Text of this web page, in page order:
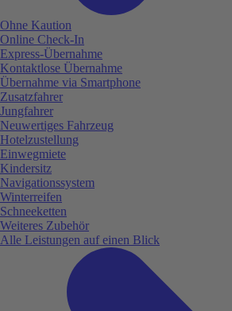
Ohne Kaution
Online Check-In
Express-Übernahme
Kontaktlose Übernahme
Übernahme via Smartphone
Zusatzfahrer
Jungfahrer
Neuwertiges Fahrzeug
Hotelzustellung
Einwegmiete
Kindersitz
Navigationssystem
Winterreifen
Schneeketten
Weiteres Zubehör
Alle Leistungen auf einen Blick